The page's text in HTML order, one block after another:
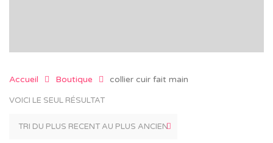
Accueil Boutique collier cuir fait main
VOICI LE SEUL RÉSULTAT